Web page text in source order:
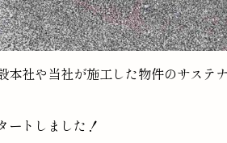
本社や当社が施工した物件のサステ
ートしました！